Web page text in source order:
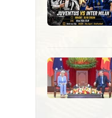
Xã Lục Yên
Xã Mường
Xã Yên